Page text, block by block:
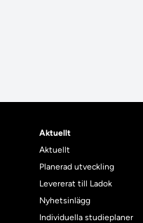
Aktuellt
Aktuellt
Planerad utveckling
Levererat till Ladok
Nyhetsinlägg
Individuella studieplaner